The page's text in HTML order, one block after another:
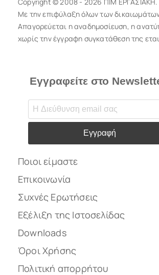
Με την επιφύλαξη όλων των
Απαγορεύεται η αναδημοσίευση, η
χωρίς την έγγραφη συγκατάθεση της
Εγγραφείτε στο
Εγγραφή
Ποιοι είμαστε
Επικοινωνία
Συχνές Ερωτήσεις
Εξέλιξη της Ιστοσελίδας
Downloads
Όροι Χρήσης
Πολιτική απορρήτου